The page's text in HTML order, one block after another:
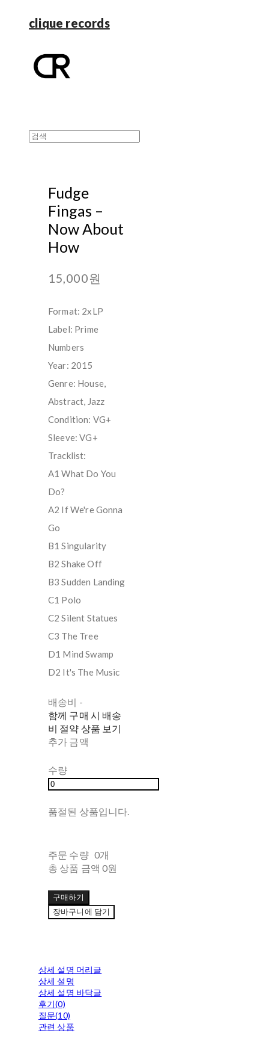
clique records
Fudge
Fingas ‎–
Now About
How
15,000원
Format: 2xLP
Label: Prime
Numbers ‎
Year: 2015
Genre: House,
Abstract, Jazz
Condition: VG+
Sleeve: VG+
Tracklist:
A1 What Do You
Do?
A2 If We're Gonna
Go
B1 Singularity
B2 Shake Off
B3 Sudden Landing
C1 Polo
C2 Silent Statues
C3 The Tree
D1 Mind Swamp
D2 It's The Music
배송비 -
함께 구매 시 배송
비 절약 상품 보기
추가 금액
수량
품절된 상품입니다.
주문 수량 0개
총 상품 금액 0원
구매하기
장바구니에 담기
상세 설명 머리글
상세 설명
상세 설명 바닥글
후기(0)
질문(10)
관련 상품